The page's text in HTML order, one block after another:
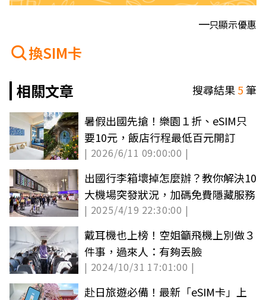
只顯示優惠
換SIM卡
相關文章
搜尋結果5筆
暑假出國先搶！樂園１折、eSIM只
要10元，飯店行程最低百元開訂
| 2026/6/11 09:00:00 |
出國行李箱壞掉怎麼辦？教你解決10
大機場突發狀況，加碼免費隱藏服務
| 2025/4/19 22:30:00 |
戴耳機也上榜！空姐籲飛機上別做３
件事，過來人：有夠丟臉
| 2024/10/31 17:01:00 |
赴日旅遊必備！最新「eSIM卡」上